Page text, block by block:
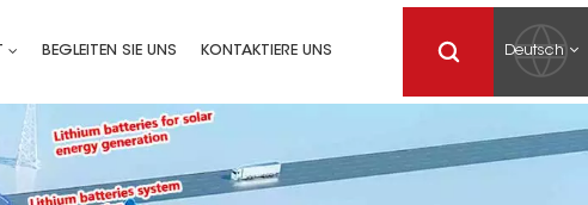
BEGLEITEN SIE UNS KONTAKTIERE UNS Deutsch